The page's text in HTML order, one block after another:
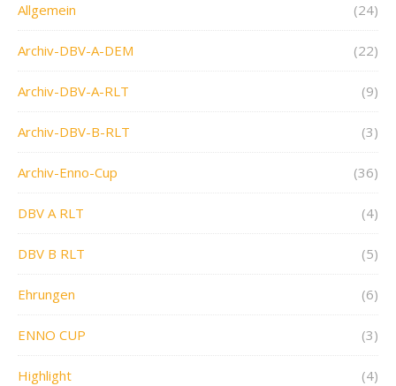
Allgemein (24)
Archiv-DBV-A-DEM (22)
Archiv-DBV-A-RLT (9)
Archiv-DBV-B-RLT (3)
Archiv-Enno-Cup (36)
DBV A RLT (4)
DBV B RLT (5)
Ehrungen (6)
ENNO CUP (3)
Highlight (4)